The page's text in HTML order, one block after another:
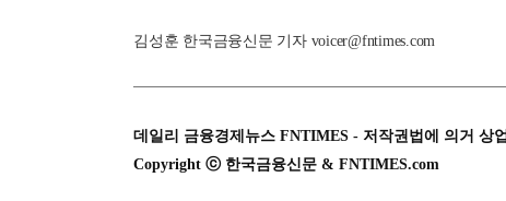
김성훈 한국금융신문 기자 voicer@fntimes.com
데일리 금융경제뉴스 FNTIMES - 저작권법에 의거 상
Copyright ⓒ 한국금융신문 & FNTIMES.com